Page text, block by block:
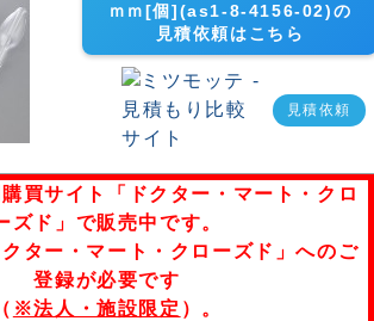
ｍｍ[個](as1-8-4156-02)の
見積依頼はこちら
見積依頼
買サイト「ドクター・マート・クロ
ズド」で販売中です。
ター・マート・クローズド」へのご
登録が必要です
（ ※法人・施設限定 ）。